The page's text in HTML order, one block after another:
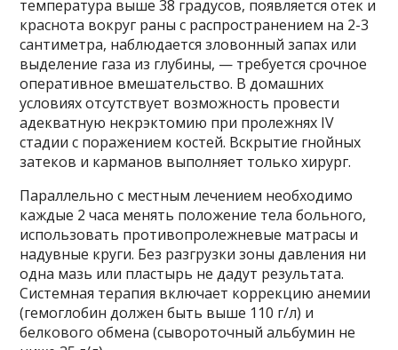
температура выше 38 градусов, появляется отек и
краснота вокруг раны с распространением на 2-3
сантиметра, наблюдается зловонный запах или
выделение газа из глубины, — требуется срочное
оперативное вмешательство. В домашних
условиях отсутствует возможность провести
адекватную некрэктомию при пролежнях IV
стадии с поражением костей. Вскрытие гнойных
затеков и карманов выполняет только хирург.
Параллельно с местным лечением необходимо
каждые 2 часа менять положение тела больного,
использовать противопролежневые матрасы и
надувные круги. Без разгрузки зоны давления ни
одна мазь или пластырь не дадут результата.
Системная терапия включает коррекцию анемии
(гемоглобин должен быть выше 110 г/л) и
белкового обмена (сывороточный альбумин не